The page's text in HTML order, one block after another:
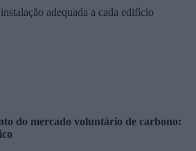
adequada a cada edifício
do mercado voluntário de carbono: